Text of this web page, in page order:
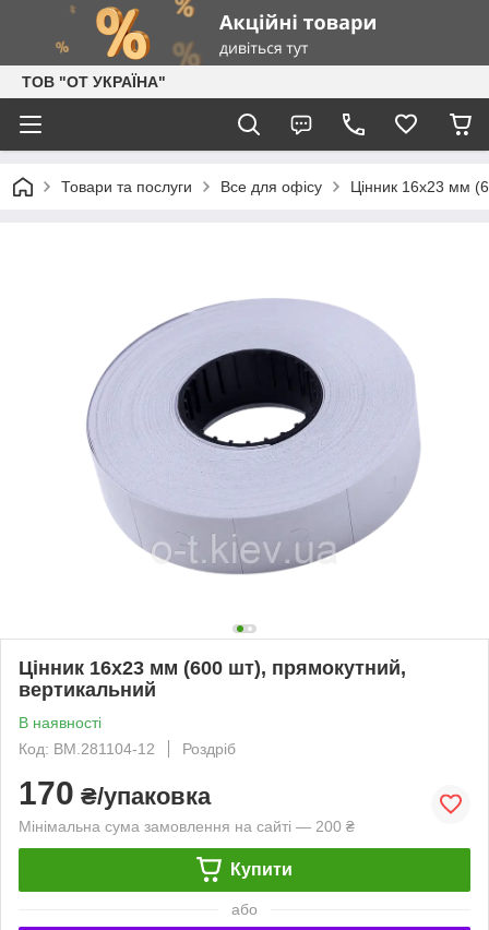
ТОВ "ОТ УКРАЇНА"
Товари та послуги Все для офісу Цінник 16x23 мм
Цінник 16x23 мм (600 шт), прямокутний,
вертикальний
В наявності
Код: BM.281104-12
Роздріб
170 ₴/упаковка
Мінімальна сума замовлення на сайті — 200 ₴
Купити
або